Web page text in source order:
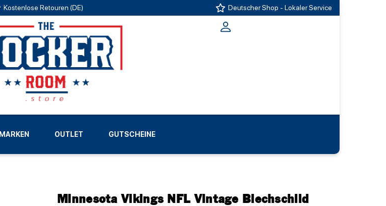
Kostenlose Retouren (DE) Deutscher Shop - Lokaler Service
MARKEN
LIGEN
OUTLET GUTSCHEINE
Minnesota Vikings NFL Vintage Blechschild